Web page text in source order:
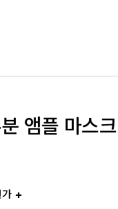
앰플 마스